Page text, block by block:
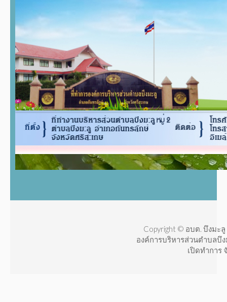
Copyright © อบต. บึงมะ
องค์การบริหารส่วนตำบลบึ